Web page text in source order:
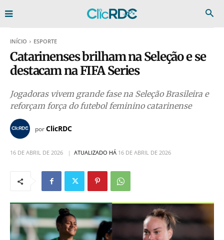
INÍCIO ESPORTE
Catarinenses brilham na Seleção e se
destacam na FIFA Series
Jogadoras vivem grande fase na Seleção Brasileira e
reforçam força do futebol feminino catarinense
porClicRDC
16 DE ABRIL DE 2026 ATUALIZADO HÁ 16 DE ABRIL DE 2026